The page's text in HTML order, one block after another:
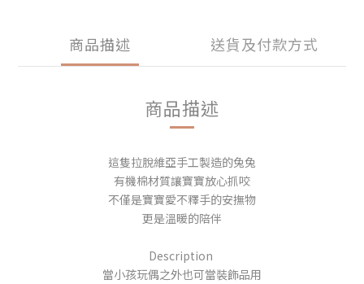
商品描述 送貨及付款方式
商品描述
這隻拉脫維亞手工製造的兔兔
有機棉材質讓寶寶放心抓咬
不僅是寶寶愛不釋手的安撫物
更是溫暖的陪伴
Description
當小孩玩偶之外也可當裝飾品用